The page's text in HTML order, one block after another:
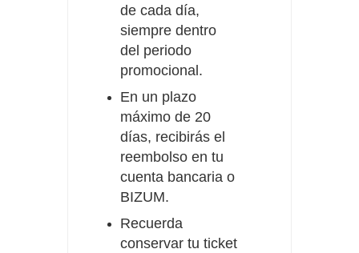
de cada día,
siempre dentro
del periodo
promocional.
En un plazo
máximo de 20
días, recibirás el
reembolso en tu
cuenta bancaria o
BIZUM.
Recuerda
conservar tu ticket